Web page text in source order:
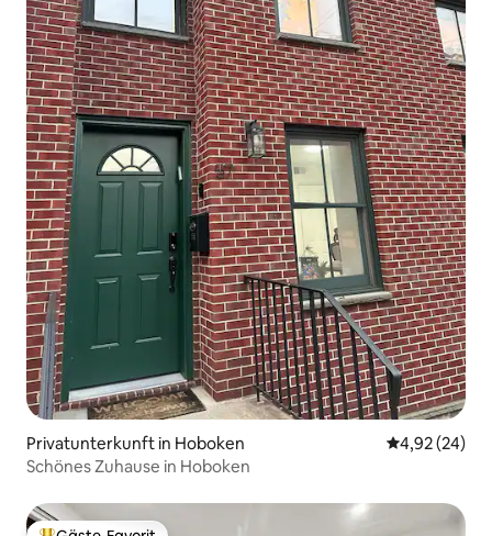
Privatunterkunft in Hoboken
4,92 (24)
Schönes Zuhause in Hoboken